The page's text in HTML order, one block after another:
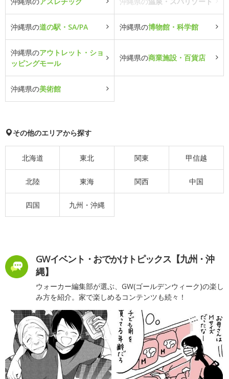
沖縄県の道の駅・SA/PA 沖縄県の博物館・科学館
沖縄県のアウトレット・ショ
ッピングモール
沖縄県の商業施設・百貨店
沖縄県の美術館
その他のエリアから探す
北海道 東北 関東 甲信越
北陸 東海 関西 中国
四国 九州・沖縄
GWイベント・おでかけトピックス【九州・沖
縄】
ウォーカー編集部が選ぶ、GW(ゴールデンウィーク)の楽し
み方を紹介。家で楽しめるコンテンツも続々！